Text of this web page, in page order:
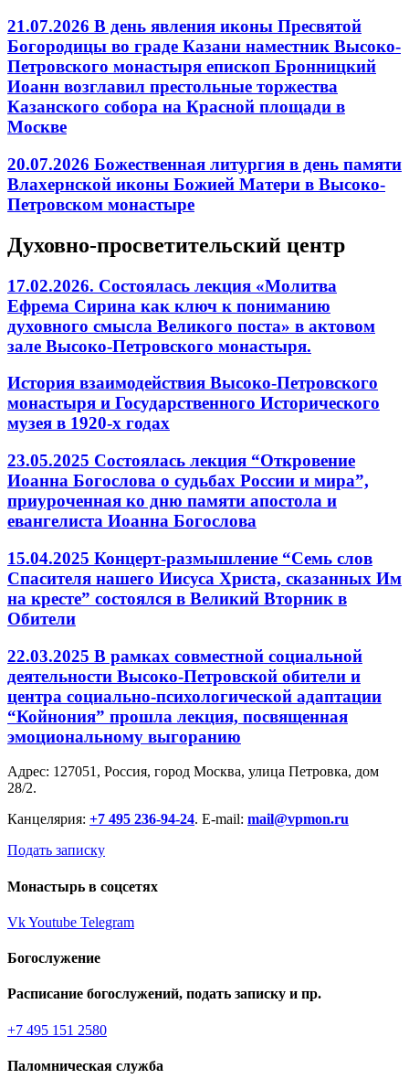
21.07.2026 В день явления иконы Пресвятой
Богородицы во граде Казани наместник Высоко-
Петровского монастыря епископ Бронницкий
Иоанн возглавил престольные торжества
Казанского собора на Красной площади в
Москве
20.07.2026 Божественная литургия в день памяти
Влахернской иконы Божией Матери в Высоко-
Петровском монастыре
Духовно-просветительский центр
17.02.2026. Состоялась лекция «Молитва
Ефрема Сирина как ключ к пониманию
духовного смысла Великого поста» в актовом
зале Высоко-Петровского монастыря.
История взаимодействия Высоко-Петровского
монастыря и Государственного Исторического
музея в 1920-х годах
23.05.2025 Состоялась лекция “Откровение
Иоанна Богослова о судьбах России и мира”,
приуроченная ко дню памяти апостола и
евангелиста Иоанна Богослова
15.04.2025 Концерт-размышление “Семь слов
Спасителя нашего Иисуса Христа, сказанных Им
на кресте” состоялся в Великий Вторник в
Обители
22.03.2025 В рамках совместной социальной
деятельности Высоко-Петровской обители и
центра социально-психологической адаптации
“Койнония” прошла лекция, посвященная
эмоциональному выгоранию
Адрес: 127051, Россия, город Москва, улица Петровка, дом
28/2.
Канцелярия: +7 495 236-94-24. E-mail: mail@vpmon.ru
Подать записку
Монастырь в соцсетях
VkYoutube Telegram
Богослужение
Расписание богослужений, подать записку и пр.
+7 495 151 2580
Паломническая служба